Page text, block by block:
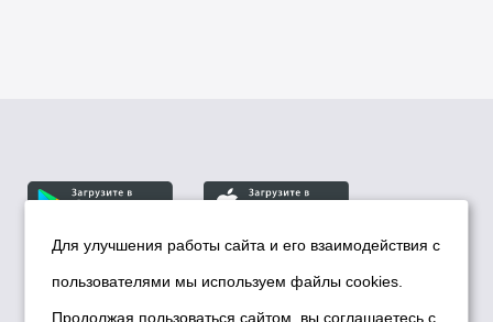
© Департамент информационной политики мэрии
города Новосибирска, 2026
Для улучшения работы сайта и его взаимодействия с
пользователями мы используем файлы cookies.
Продолжая пользоваться сайтом, вы соглашаетесь с